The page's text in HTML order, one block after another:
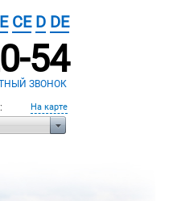
CE D DE
54
ЗВОНОК
На карте